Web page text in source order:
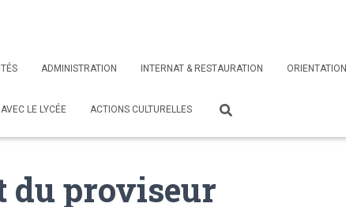
ADMINISTRATION INTERNAT & RESTAURATION ORIENTATION
LE LYCÉE ACTIONS CULTURELLES
du proviseur